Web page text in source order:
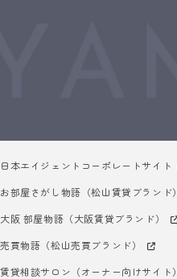
日本エイジェントコーポレートサイト
お部屋さがし物語（松山賃貸ブランド）
大阪 部屋物語（大阪賃貸ブランド）
売買物語（松山売買ブランド）
賃貸相談サロン（オーナー向けサイト）